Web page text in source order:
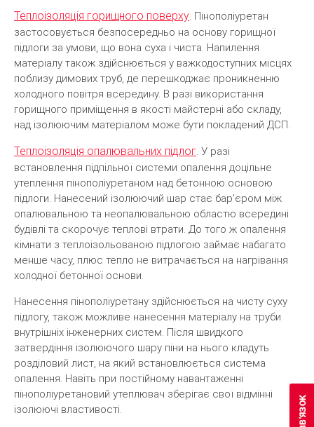
Теплоізоляція горищного поверху. Пінополіуретан
застосовується безпосередньо на основу горищної
підлоги за умови, що вона суха і чиста. Напилення
матеріалу також здійснюється у важкодоступних місцях
поблизу димових труб, де перешкоджає проникненню
холодного повітря всередину. В разі використання
горищного приміщення в якості майстерні або складу,
над ізолюючим матеріалом може бути покладений ДСП.
Теплоізоляція опалювальних підлог. У разі
встановлення підпільної системи опалення доцільне
утеплення пінополіуретаном над бетонною основою
підлоги. Нанесений ізолюючий шар стає бар’єром між
опалювальною та неопалювальною областю всередині
будівлі та скорочує теплові втрати. До того ж опалення
кімнати з теплоізольованою підлогою займає набагато
менше часу, плюс тепло не витрачається на нагрівання
холодної бетонної основи.
Нанесення пінополіуретану здійснюється на чисту суху
підлогу, також можливе нанесення матеріалу на труби
внутрішніх інженерних систем. Після швидкого
затвердіння ізолюючого шару піни на нього кладуть
розділовий лист, на який встановлюється система
опалення. Навіть при постійному навантаженні
пінополіуретановий утеплювач зберігає свої відмінні
ізолюючі властивості.